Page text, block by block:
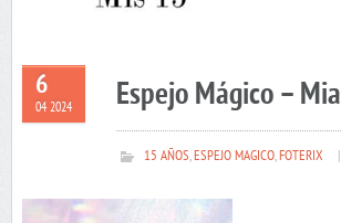
6
04 2024 Espejo Mágico – Mia
15 AÑOS,ESPEJO MAGICO,FOTERIX